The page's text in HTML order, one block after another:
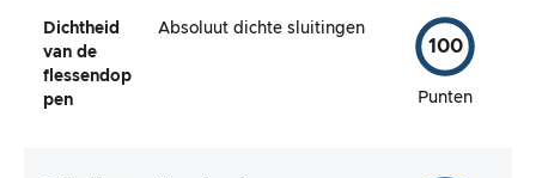
Dichtheid
van de
flessendop
pen
Absoluut dichte sluitingen
100
Punten